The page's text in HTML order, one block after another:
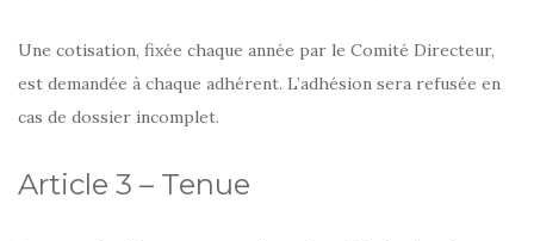
Une cotisation, fixée chaque année par le Comité Directeur,
est demandée à chaque adhérent. L’adhésion sera refusée en
cas de dossier incomplet.
Article 3 – Tenue